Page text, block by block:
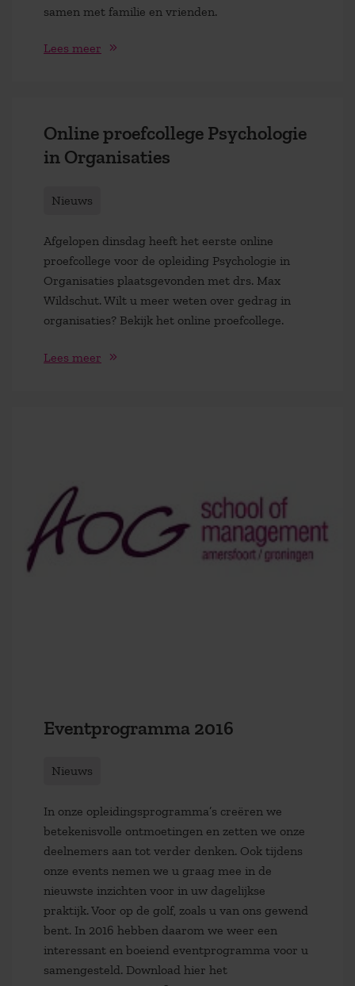
samen met familie en vrienden.
Lees meer
Online proefcollege Psychologie
in Organisaties
Nieuws
Afgelopen dinsdag heeft het eerste online
proefcollege voor de opleiding Psychologie in
Organisaties plaatsgevonden met drs. Max
Wildschut. Wilt u meer weten over gedrag in
organisaties? Bekijk het online proefcollege.
Lees meer
Eventprogramma 2016
Nieuws
In onze opleidingsprogramma’s creëren we
betekenisvolle ontmoetingen en zetten we onze
deelnemers aan tot verder denken. Ook tijdens
onze events nemen we u graag mee in de
nieuwste inzichten voor in uw dagelijkse
praktijk. Voor op de golf, zoals u van ons gewend
bent. In 2016 hebben daarom we weer een
interessant en boeiend eventprogramma voor u
samengesteld. Download hier het